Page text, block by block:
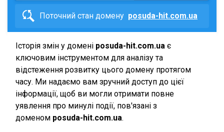
Поточний стан домену posuda-hit.com.ua
Історія змін у домені posuda-hit.com.ua є
ключовим інструментом для аналізу та
відстеження розвитку цього домену протягом
часу. Ми надаємо вам зручний доступ до цієї
інформації, щоб ви могли отримати повне
уявлення про минулі події, пов'язані з
доменом posuda-hit.com.ua.